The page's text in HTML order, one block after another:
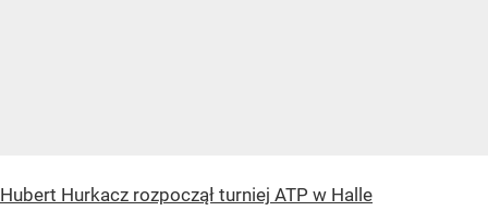
Hubert Hurkacz rozpoczął turniej ATP w Halle